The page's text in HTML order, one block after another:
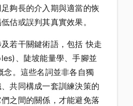
夠長的介入期與適當的恢
估或誤判其真實效果。
若干關鍵術語，包括 快走
、陡坡能量學、手腳並
念。這些名詞並非各自獨
共同構成一套訓練決策的
之間的關係，才能避免落